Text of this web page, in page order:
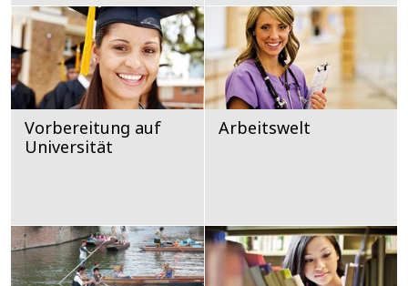
Vorbereitung auf
Universität
Arbeitswelt